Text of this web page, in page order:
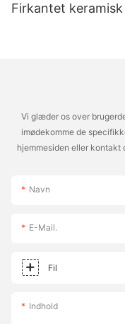
Firkantet
Vi glæder os over
imødekomme de
hjemmesiden eller kontakt
Navn
E-Mail.
Fil
Indhold